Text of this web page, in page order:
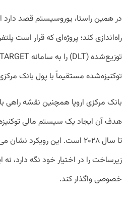
راه‌اندازی کند؛ پروژه‌ای که قرار است
توکنیزه‌شده مستقیماً با پول بانک
هدف آن ایجاد یک سیستم مالی
تا سال ۲۰۲۸ است. این رویکرد
زیرساخت را در اختیار خود نگه دارد، نه
خصوصی واگذار کند.